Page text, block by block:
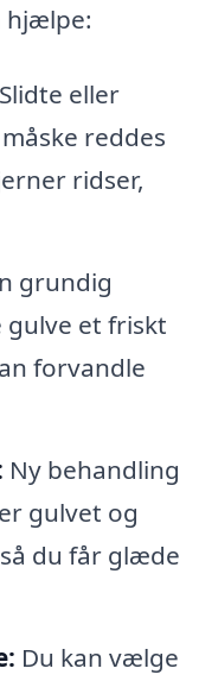
hjælpe:
Slidte eller
reddes
ridser,
grundig
gulve et friskt
forvandle
Ny behandling
gulvet og
du får glæde
Du kan vælge